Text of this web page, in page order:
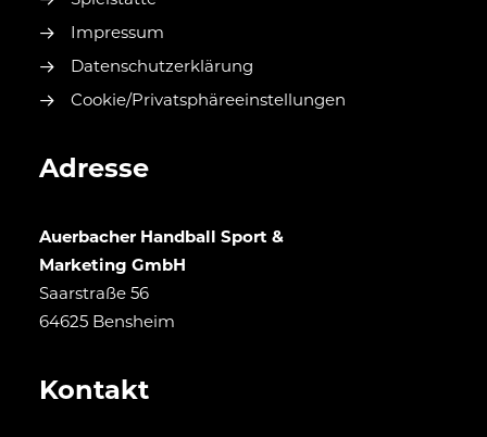
Impressum
Datenschutzerklärung
Cookie/Privatsphäreeinstellungen
Adresse
Auerbacher Handball Sport &
Marketing GmbH
Saarstraße 56
64625 Bensheim
Kontakt